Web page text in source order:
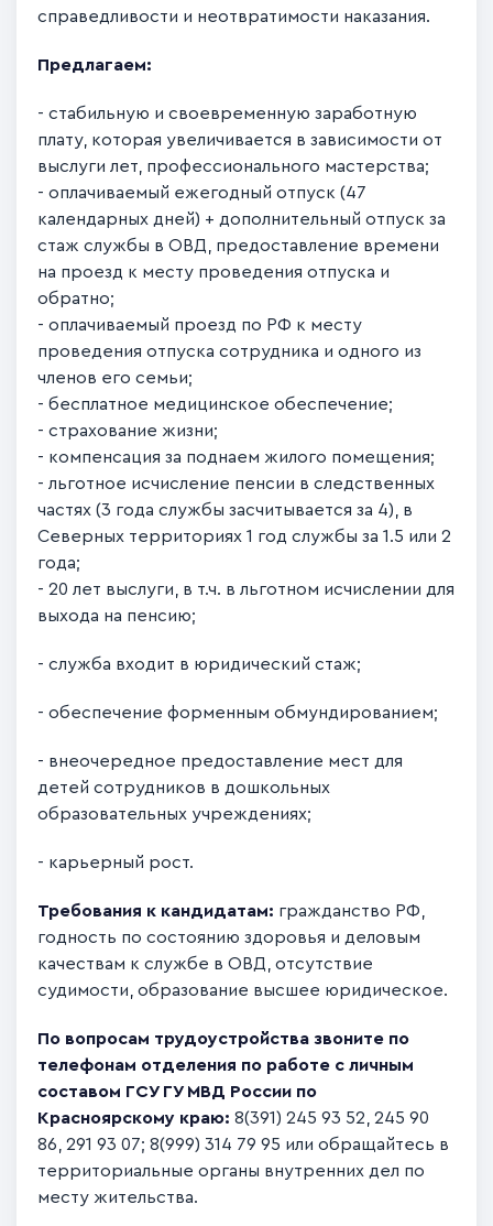
справедливости и неотвратимости наказания.
Предлагаем:
- стабильную и своевременную заработную
плату, которая увеличивается в зависимости от
выслуги лет, профессионального мастерства;
- оплачиваемый ежегодный отпуск (47
календарных дней) + дополнительный отпуск за
стаж службы в ОВД, предоставление времени
на проезд к месту проведения отпуска и
обратно;
- оплачиваемый проезд по РФ к месту
проведения отпуска сотрудника и одного из
членов его семьи;
- бесплатное медицинское обеспечение;
- страхование жизни;
- компенсация за поднаем жилого помещения;
- льготное исчисление пенсии в следственных
частях (3 года службы засчитывается за 4), в
Северных территориях 1 год службы за 1.5 или 2
года;
- 20 лет выслуги, в т.ч. в льготном исчислении для
выхода на пенсию;
- служба входит в юридический стаж;
- обеспечение форменным обмундированием;
- внеочередное предоставление мест для
детей сотрудников в дошкольных
образовательных учреждениях;
- карьерный рост.
Требования к кандидатам: гражданство РФ,
годность по состоянию здоровья и деловым
качествам к службе в ОВД, отсутствие
судимости, образование высшее юридическое.
По вопросам трудоустройства звоните по
телефонам отделения по работе с личным
составом ГСУ ГУ МВД России по
Красноярскому краю: 8(391) 245 93 52, 245 90
86, 291 93 07; 8(999) 314 79 95 или обращайтесь в
территориальные органы внутренних дел по
месту жительства.